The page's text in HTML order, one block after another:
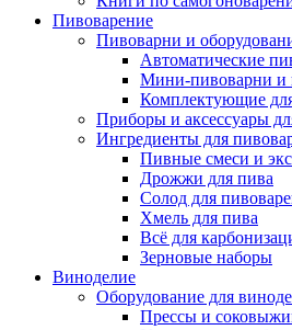
Пивоварение
Пивоварни и
Автоматические
Мини-пивоварни и
Комплектующие
Приборы и аксессуары
Ингредиенты для
Пивные смеси и
Дрожжи для пива
Солод для
Хмель для пива
Всё для
Зерновые наборы
Виноделие
Оборудование для
Прессы и